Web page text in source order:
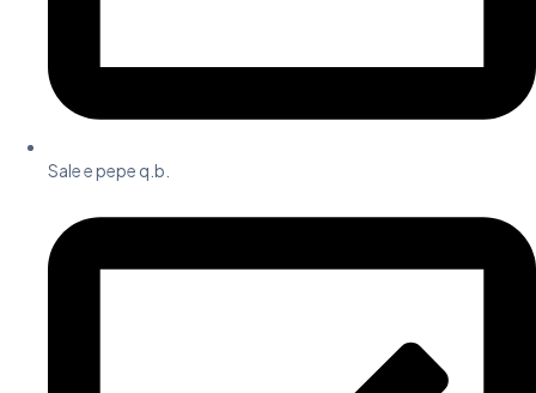
Sale e pepe q.b.